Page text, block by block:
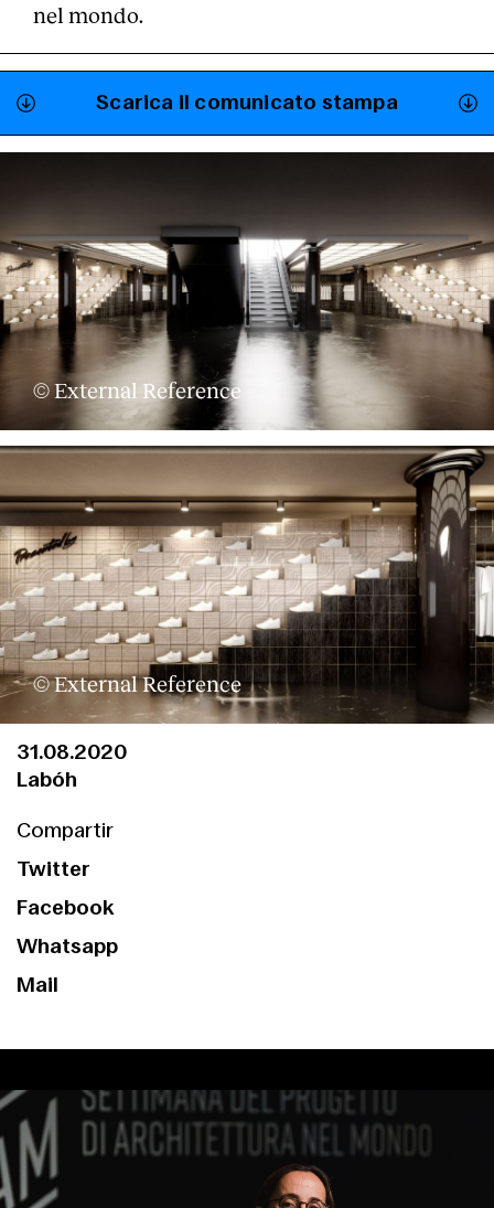
nel mondo.
Scarica il comunicato stampa
© External Reference
© External Reference
31.08.2020
Labóh
Compartir
Twitter
Facebook
Whatsapp
Mail